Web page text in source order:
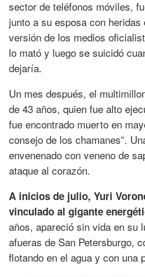
sector de teléfonos móviles,
junto a su esposa con
versión de los medios
lo mató y luego se suicidó
dejaría.
Un mes después, el
de 43 años, quien fue alto
fue encontrado muerto en
consejo de los chamanes”.
envenenado con veneno de
ataque al corazón.
A inicios de julio, Yuri
vinculado al gigante
años, apareció sin vida en su
afueras de San Petersburgo,
flotando en el agua y con una